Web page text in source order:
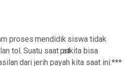
proses mendidik siswa tidak
tol. Suatu saatpastikita bisa
dari jerih payah kita saat ini.***